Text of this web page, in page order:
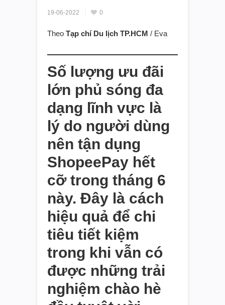
19-06-2022 0
Theo Tạp chí Du lịch TP.HCM / Eva
Số lượng ưu đãi
lớn phủ sóng đa
dạng lĩnh vực là
lý do người dùng
nên tận dụng
ShopeePay hết
cỡ trong tháng 6
này. Đây là cách
hiệu quả để chi
tiêu tiết kiệm
trong khi vẫn có
được những trải
nghiệm chào hè